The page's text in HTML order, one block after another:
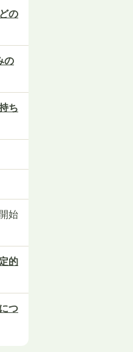
の
の
ち
始
的
つ